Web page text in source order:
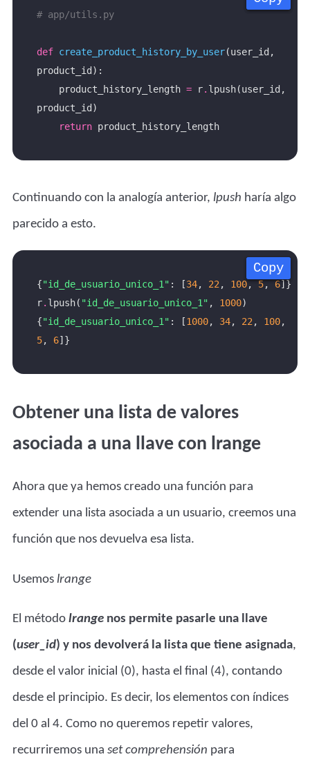
# app/utils.py
def create_product_history_by_user(user_id,
    product_history_length
= r. lpush(user_id,
return
product_history_length
Continuando con la analogía anterior, lpush haría algo
parecido a esto.
Copy
Copy
Copy
Copy
{"id_de_usuario_unico_1" : [34, 22 , 100, 5, 6
r. lpush( "id_de_usuario_unico_1" , 1000
{"id_de_usuario_unico_1" : [1000, 34, 22 , 100
5, 6
Obtener una lista de valores
asociada a una llave con lrange
Ahora que ya hemos creado una función para
extender una lista asociada a un usuario, creemos una
función que nos devuelva esa lista.
Usemos lrange
El método lrangenos permite pasarle una llave
(user_id) y nos devolverá la lista que tiene asignada,
desde el valor inicial (0), hasta el final (4), contando
desde el principio. Es decir, los elementos con índices
del 0 al 4. Como no queremos repetir valores,
recurriremos una set comprehensión para